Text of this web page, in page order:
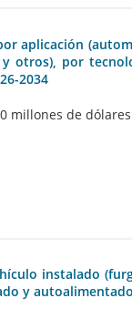
aplicación
y otros), por
2034
millones de
instalado
y